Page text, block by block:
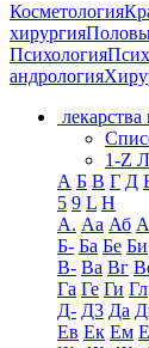
Косметология
хирургия
Психология
андрология
1-Z
А Б В Г Д
5 9 L H
А. Аа Аб
Б- Ба Бе Би
В- Ва Вг
Га Ге Ги Гл
Д- Д3 Да
Ев Ек Ем